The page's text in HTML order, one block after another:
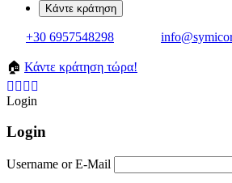
+30 6957548298
🏠 Κάντε κράτηση τώρα!
Login
Login
Username or E-Mail